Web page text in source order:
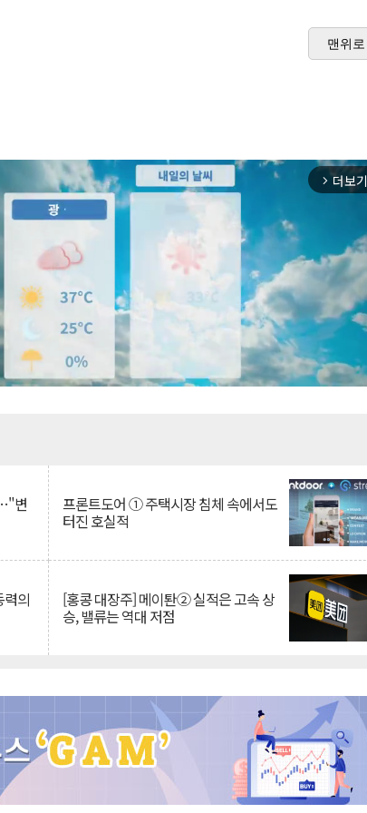
맨위로
arrow_forward_ios 더보기
변 프론트도어 ① 주택시장 침체 속에서도
터진 호실적
의 [홍콩 대장주] 메이퇀② 실적은 고속 상
승, 밸류는 역대 저점